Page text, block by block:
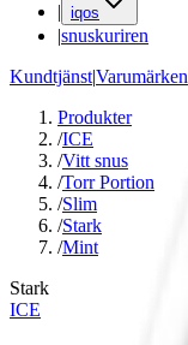
| iqos
|snuskuriren
Kundtjänst|Varumärken
Produkter
/ICE
/Vitt snus
/Torr Portion
/Slim
/Stark
/Mint
Stark
ICE